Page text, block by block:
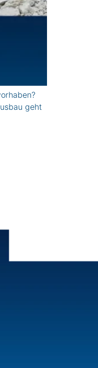
geht